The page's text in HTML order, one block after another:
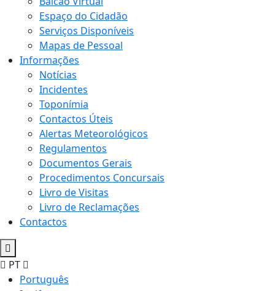
Espaço do Cidadão
Serviços Disponíveis
Mapas de Pessoal
Informações
Notícias
Incidentes
Toponímia
Contactos Úteis
Alertas Meteorológicos
Regulamentos
Documentos Gerais
Procedimentos Concursais
Livro de Visitas
Livro de Reclamações
Contactos
PT
Português